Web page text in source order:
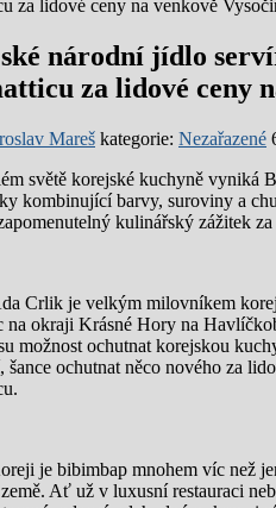
za lidové ceny na venkově
národní jídlo
za lidové ceny
Mareš kategorie: Nezařazené
světě korejské kuchyně vyniká
kombinující barvy, suroviny a
kulinářský zážitek
Crlik je velkým milovníkem
na okraji Krásné Hory na
možnost ochutnat korejskou
šance ochutnat něco nového za
je bibimbap mnohem víc než
Ať už v luxusní restauraci